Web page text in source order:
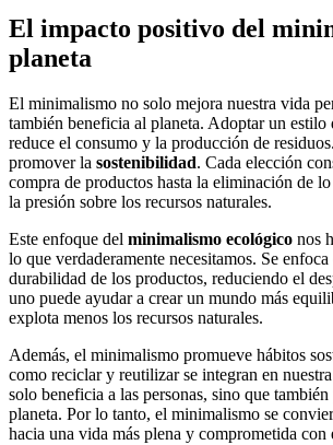
El impacto positivo del
planeta
El minimalismo no solo mejora nuestra vida
también beneficia al planeta. Adoptar un
reduce el consumo y la producción de
promover la sostenibilidad. Cada elección
compra de productos hasta la eliminación de
la presión sobre los recursos naturales.
Este enfoque del minimalismo ecológico nos
lo que verdaderamente necesitamos. Se
durabilidad de los productos, reduciendo el
uno puede ayudar a crear un mundo más
explota menos los recursos naturales.
Además, el minimalismo promueve hábitos
como reciclar y reutilizar se integran en
solo beneficia a las personas, sino que
planeta. Por lo tanto, el minimalismo se
hacia una vida más plena y comprometida con